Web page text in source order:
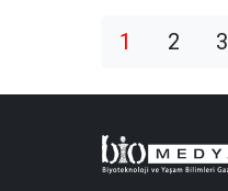
1 2 3